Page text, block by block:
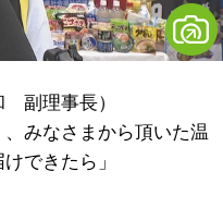
副理事長）
、みなさまから頂いた温
できたら」